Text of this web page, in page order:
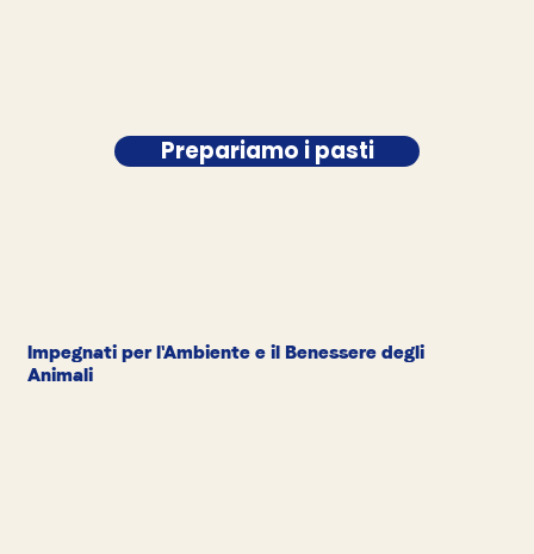
Prepariamo i pasti
Impegnati per l'Ambiente e il Benessere degli
Animali